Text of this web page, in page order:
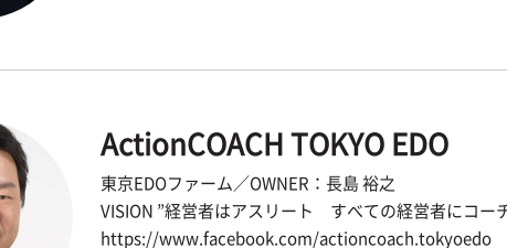
ActionCOACH TOKYO EDO
東京EDOファーム／OWNER：長島 裕之
VISION ”経営者はアスリート すべての経営者にコー
https://www.facebook.com/actioncoach.tokyoedo